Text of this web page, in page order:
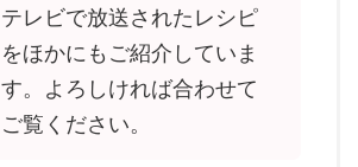
テレビで放送されたレシピ
をほかにもご紹介していま
す。よろしければ合わせて
ご覧ください。